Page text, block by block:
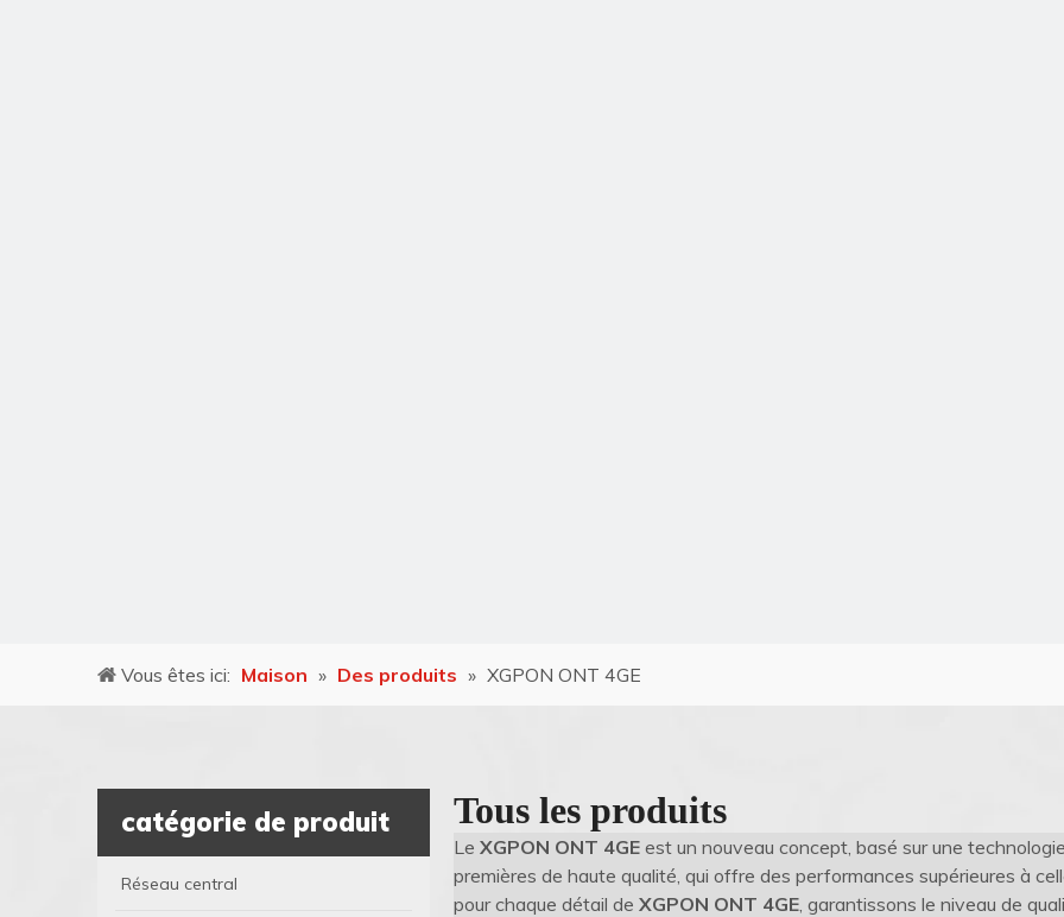
Vous êtes ici: Maison » Des produits » XGPON ONT 4GE
catégorie de produit
Réseau central
Tous les produits
Le XGPON ONT 4GE est un nouveau concept, basé sur une
premières de haute qualité, qui offre des performances supérieures à
pour chaque détail de XGPON ONT 4GE, garantissons le niveau de